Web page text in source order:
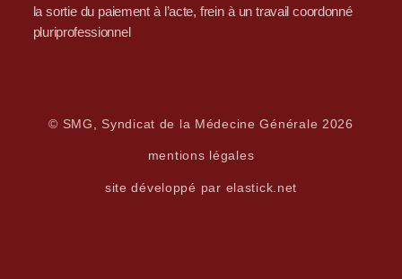
la sortie du paiement à l’acte, frein à un travail coordonné
pluriprofessionnel
© SMG, Syndicat de la Médecine Générale 2026
mentions légales
site développé par elastick.net